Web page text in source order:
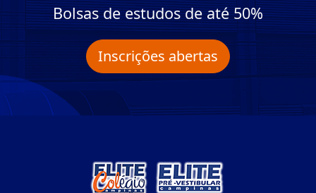
Bolsas de estudos de até 50%
Inscrições abertas